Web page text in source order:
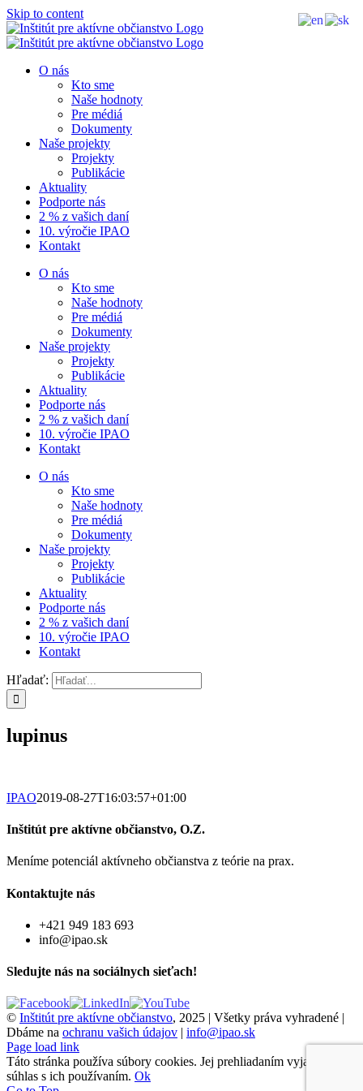
Skip to content
O nás
Kto sme
Naše hodnoty
Pre médiá
Dokumenty
Naše projekty
Projekty
Publikácie
Aktuality
Podporte nás
2 % z vašich daní
10. výročie IPAO
Kontakt
O nás
Kto sme
Naše hodnoty
Pre médiá
Dokumenty
Naše projekty
Projekty
Publikácie
Aktuality
Podporte nás
2 % z vašich daní
10. výročie IPAO
Kontakt
O nás
Kto sme
Naše hodnoty
Pre médiá
Dokumenty
Naše projekty
Projekty
Publikácie
Aktuality
Podporte nás
2 % z vašich daní
10. výročie IPAO
Kontakt
Hľadať:
lupinus
IPAO2019-08-27T16:03:57+01:00
Inštitút pre aktívne občianstvo, O.Z.
Meníme potenciál aktívneho občianstva z teórie na prax.
Kontaktujte nás
+421 949 183 693
info@ipao.sk
Sledujte nás na sociálnych sieťach!
© Inštitút pre aktívne občianstvo, 2025 | Všetky práva vyhradené |
Dbáme na ochranu vašich údajov | info@ipao.sk
Page load link
Táto stránka používa súbory cookies. Jej prehliadaním vyjadrujete
súhlas s ich používaním. Ok